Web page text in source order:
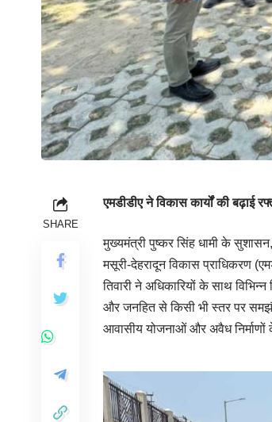
SHARE
एमडीडीए ने विकास कार्यों की बढ़ाई
मुख्यमंत्री पुष्कर सिंह धामी के
मसूरी-देहरादून विकास प्राधिकरण
तिवारी ने अधिकारियों के साथ
और जनहित से किसी भी स्तर पर
आवासीय योजनाओं और अवैध निर्माणों